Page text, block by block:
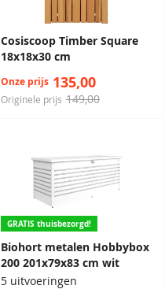
Cosiscoop Timber Square
18x18x30 cm
Originele prijs 149,00
Onze prijs 135,00
GRATIS thuisbezorgd!
Biohort metalen Hobbybox
200 201x79x83 cm wit
5 uitvoeringen